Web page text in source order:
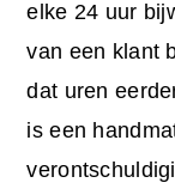
elke 24 uur
van een klant
dat uren
is een